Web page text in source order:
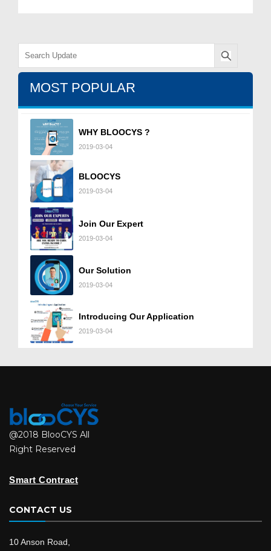
MOST POPULAR
WHY BLOOCYS ?
2019-03-04
BLOOCYS
2019-03-04
Join Our Expert
2019-03-04
Our Solution
2019-03-04
Introducing Our Application
2019-03-04
@2018 BlooCYS All
Right Reserved
Smart Contract
CONTACT US
10 Anson Road,